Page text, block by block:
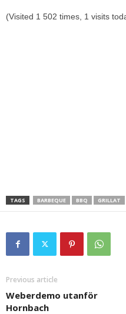
(Visited 1 502 times, 1 visits
TAGS BARBEQUE BBQ GRILLAT
Previous article
Weberdemo utanför
Hornbach